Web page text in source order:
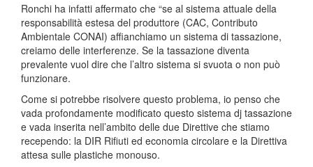
Ronchi ha infatti affermato che “se al sistema attuale della
responsabilità estesa del produttore (CAC, Contributo
Ambientale CONAI) affianchiamo un sistema di tassazione,
creiamo delle interferenze. Se la tassazione diventa
prevalente vuol dire che l’altro sistema si svuota o non può
funzionare.
Come si potrebbe risolvere questo problema, io penso che
vada profondamente modificato questo sistema dj tassazione
e vada inserita nell’ambito delle due Direttive che stiamo
recependo: la DIR Rifiuti ed economia circolare e la Direttiva
attesa sulle plastiche monouso.